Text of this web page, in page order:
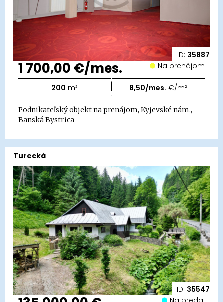
ID: 35887
1 700,00 €/mes. Na prenájom
200 m² | 8,50/mes. €/m²
Podnikateľský objekt na prenájom, Kyjevské nám.,
Banská Bystrica
ID: 35547
Turecká
Na predaj